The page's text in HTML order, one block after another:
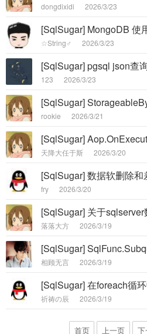
dongdixidi 2026/3/23
☆String♂ 2026/3/23
[SqlSugar] pgsql json查
123 2026/3/23
rookie 2026/3/21
天降大任于斯 2026/3/20
[SqlSugar] 数据软删除
fry 2026/3/20
落落大方 2026/3/19
[SqlSugar]
相顾无言 2026/3/19
祈祷の辰 2026/3/19
首页 上一页